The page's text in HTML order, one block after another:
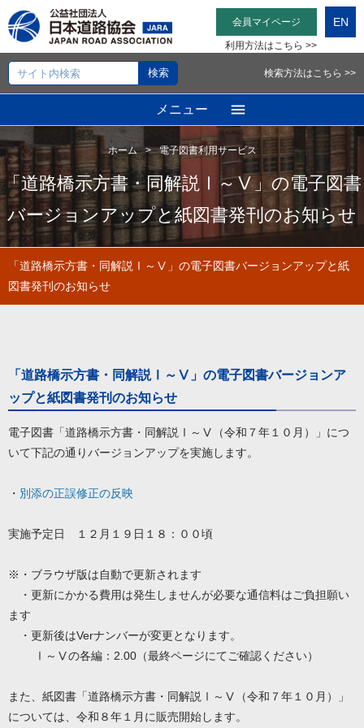
会員マイページ
利用方法はこちら >>
EN
検索方法はこちら >>
メニュー
ホーム 電子図書利用サービス
「道路橋示方書・同解説Ⅰ～Ⅴ」の電子図書
バージョンアップと紙図書発刊のお知らせ
「道路橋示方書・同解説Ⅰ～Ⅴ」の電子図書バージョンアップと紙
図書発刊のお知らせ
「道路橋示方書・同解説Ⅰ～Ⅴ」の電子図書バージョンア
ップと紙図書発刊のお知らせ
電子図書「道路橋示方書・同解説Ⅰ～Ⅴ（令和７年１０月）」につ
いて下記の通りバージョンアップを実施します。
・ 別添の正誤修正の反映
実施予定日 １２月１９日１８：００頃
※・ブラウザ版は自動で更新されます
・更新にかかる費用は発生しませんが必要な通信料はご負担願い
ます
・更新後はVerナンバーが変更となります。
Ⅰ～Ⅴの各編：2.00（最終ページにてご確認ください）
また、紙図書「道路橋示方書・同解説Ⅰ～Ⅴ（令和７年１０月）」
については、令和８年１月に販売開始します。